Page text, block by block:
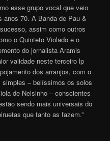
esse grupo vocal que veio
anos 70. A Banda de Pau &
assim como outros
o Quinteto Violado e o
do jornalista Aramis
validade neste terceiro lp
dos arranjos, com o
simples – belíssimos os solos
de Nelsinho – conscientes
sendo mais universais do
que tanto as fazem.”